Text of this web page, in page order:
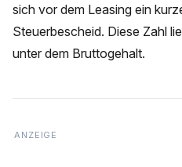
sich vor dem Leasing ein
Steuerbescheid. Diese Zahl
unter dem Bruttogehalt.